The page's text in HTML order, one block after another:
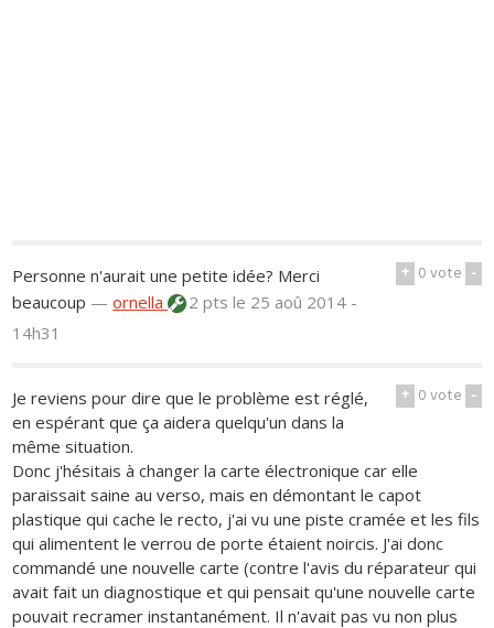
+ 0vote -
Personne n'aurait une petite idée? Merci
beaucoup —ornella 2 ptsle 25 aoû 2014 -
14h31
+ 0vote -
Je reviens pour dire que le problème est réglé,
en espérant que ça aidera quelqu'un dans la
même situation.
Donc j'hésitais à changer la carte électronique car elle
paraissait saine au verso, mais en démontant le capot
plastique qui cache le recto, j'ai vu une piste cramée et les fils
qui alimentent le verrou de porte étaient noircis. J'ai donc
commandé une nouvelle carte (contre l'avis du réparateur qui
avait fait un diagnostique et qui pensait qu'une nouvelle carte
pouvait recramer instantanément. Il n'avait pas vu non plus